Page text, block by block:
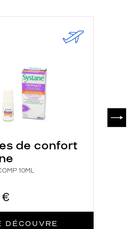
de confort
10ML
DÉCOUVRE